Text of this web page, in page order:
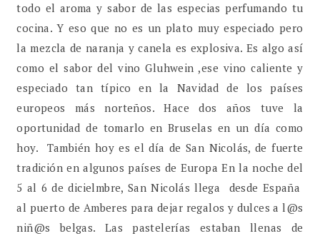
todo el aroma y sabor de las especias perfumando tu
cocina. Y eso que no es un plato muy especiado pero
la mezcla de naranja y canela es explosiva. Es algo así
como el sabor del vino Gluhwein ,ese vino caliente y
especiado tan típico en la Navidad de los países
europeos más norteños. Hace dos años tuve la
oportunidad de tomarlo en Bruselas en un día como
hoy. También hoy es el día de San Nicolás, de fuerte
tradición en algunos países de Europa En la noche del
5 al 6 de dicielmbre, San Nicolás llega desde España
al puerto de Amberes para dejar regalos y dulces a l@s
niñ@s belgas. Las pastelerías estaban llenas de